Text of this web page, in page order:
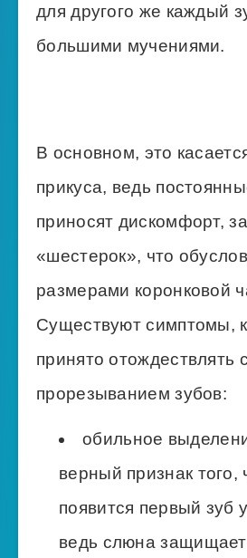
для другого же каждый
большими мучениями.
В основном, это
прикуса, ведь
приносят дискомфорт,
«шестерок», что
размерами коронковой
Существуют симптомы,
принято отождествлять с
прорезыванием зубов:
обильное
верный признак того,
появится первый зуб
ведь слюна